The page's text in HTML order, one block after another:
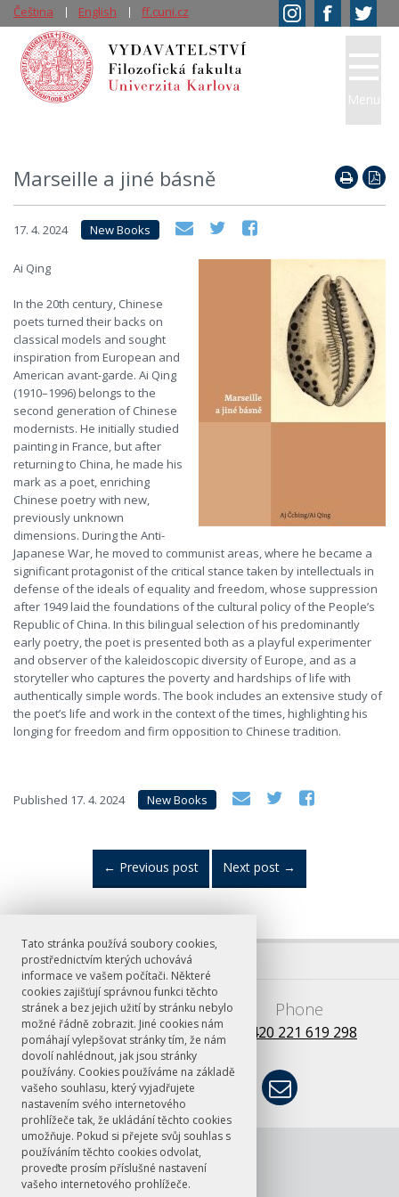
Tato stránka používá soubory cookies,
prostřednictvím kterých uchovává
informace ve vašem počítači. Některé
cookies zajišťují správnou funkci těchto
stránek a bez jejich užití by stránku nebylo
možné řádně zobrazit. Jiné cookies nám
pomáhají vylepšovat stránky tím, že nám
dovolí nahlédnout, jak jsou stránky
používány. Cookies používáme na základě
vašeho souhlasu, který vyjadřujete
nastavením svého internetového
prohlížeče tak, že ukládání těchto cookies
umožňuje. Pokud si přejete svůj souhlas s
používáním těchto cookies odvolat,
proveďte prosím příslušné nastavení
vašeho internetového prohlížeče.
Marseille a jiné básně
17. 4. 2024 New Books
Ai Qing
In the 20th century, Chinese
poets turned their backs on
classical models and sought
inspiration from European and
American avant-garde. Ai Qing
(1910–1996) belongs to the
second generation of Chinese
modernists. He initially studied
painting in France, but after
returning to China, he made his
mark as a poet, enriching
Chinese poetry with new,
previously unknown
dimensions. During the Anti-
Japanese War, he moved to communist areas, where he became a
significant protagonist of the critical stance taken by intellectuals in
defense of the ideals of equality and freedom, whose suppression
after 1949 laid the foundations of the cultural policy of the People’s
Republic of China. In this bilingual selection of his predominantly
early poetry, the poet is presented both as a playful experimenter
and observer of the kaleidoscopic diversity of Europe, and as a
storyteller who captures the poverty and hardships of life with
authentically simple words. The book includes an extensive study of
the poet’s life and work in the context of the times, highlighting his
longing for freedom and firm opposition to Chinese tradition.
Published 17. 4. 2024 New Books
← Previous post Next post →
Menu
Čeština English ff.cuni.cz
E-mail
books@ff.cuni.cz
Phone
+420 221 619 298
© FF UK 2026
ČT24: Rozhovor
s Janem
Chromým